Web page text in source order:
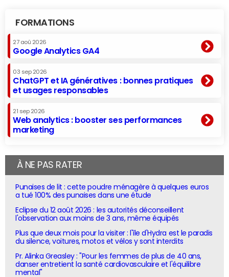
FORMATIONS
27 aoû 2026
Google Analytics GA4
03 sep 2026
ChatGPT et IA génératives : bonnes pratiques
et usages responsables
21 sep 2026
Web analytics : booster ses performances
marketing
À NE PAS RATER
Punaises de lit : cette poudre ménagère à quelques euros
a tué 100% des punaises dans une étude
Eclipse du 12 août 2026 : les autorités déconseillent
l'observation aux moins de 3 ans, même équipés
Plus que deux mois pour la visiter : l'île d'Hydra est le paradis
du silence, voitures, motos et vélos y sont interdits
Pr. Alinka Greasley : "Pour les femmes de plus de 40 ans,
danser entretient la santé cardiovasculaire et l'équilibre
mental"